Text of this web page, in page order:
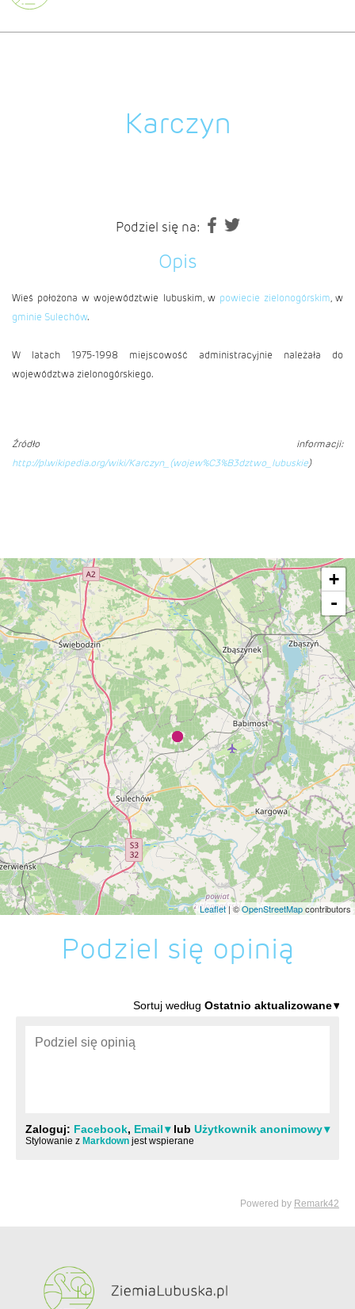
Karczyn
Podziel się na:
Opis
Wieś położona w województwie lubuskim, w powiecie zielonogórskim, w
gminie Sulechów.
W latach 1975-1998 miejscowość administracyjnie należała do
województwa zielonogórskiego.
Źródło informacji:
http://pl.wikipedia.org/wiki/Karczyn_(wojew%C3%B3dztwo_lubuskie)
+
-
Leaflet| ©OpenStreetMapcontributors
Podziel się opinią